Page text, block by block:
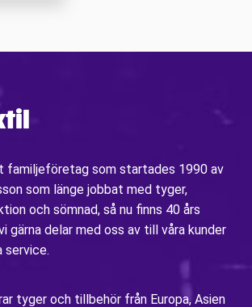
familjeföretag som startades 1990 av
som länge jobbat med tyger,
och sömnad, så nu finns 40 års
gärna delar med oss av till våra kunder
service.
tyger och tillbehör från Europa, Asien